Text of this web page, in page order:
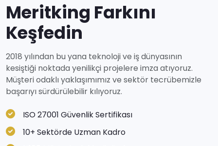
Meritking Farkını
Keşfedin
2018 yılından bu yana teknoloji ve iş dünyasının
kesiştiği noktada yenilikçi projelere imza atıyoruz.
Müşteri odaklı yaklaşımımız ve sektör tecrübemizle
başarıyı sürdürülebilir kılıyoruz.
ISO 27001 Güvenlik Sertifikası
10+ Sektörde Uzman Kadro